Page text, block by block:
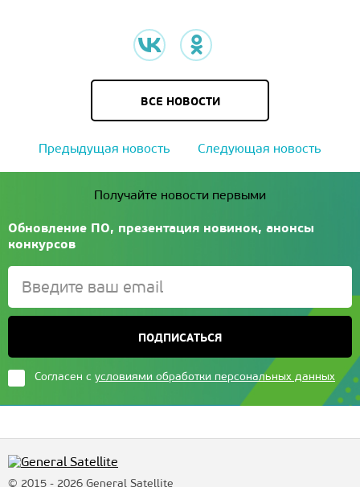
ВСЕ НОВОСТИ
Предыдущая новость Следующая новость
Получайте новости первыми
Обновление ПО, презентация новинок, анонсы
конкурсов
ПОДПИСАТЬСЯ
Согласен с условиями обработки персональных данных
© 2015 - 2026 General Satellite